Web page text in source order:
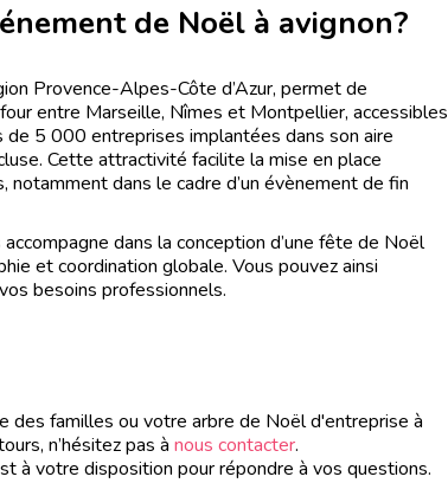
de Noël à avignon?
Provence-Alpes-Côte d’Azur, permet de
entre Marseille, Nîmes et Montpellier, accessibles
5 000 entreprises implantées dans son aire
Cette attractivité facilite la mise en place
dans le cadre d’un évènement de fin
dans la conception d’une fête de Noël
et coordination globale. Vous pouvez ainsi
besoins professionnels.
familles ou votre arbre de Noël d'entreprise à
n’hésitez pas à nous contacter.
votre disposition pour répondre à vos questions.